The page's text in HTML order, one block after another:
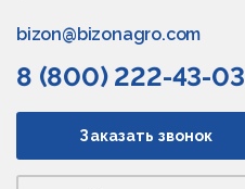
bizon@bizonagro.com
8 (800) 222-43-03
Заказать звонок